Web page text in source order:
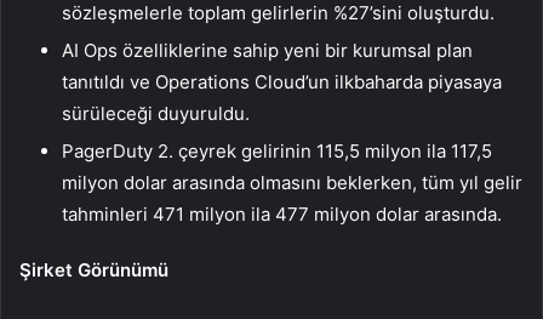
sözleşmelerle toplam gelirlerin %27’sini oluşturdu.
AI Ops özelliklerine sahip yeni bir kurumsal plan
tanıtıldı ve Operations Cloud’un ilkbaharda piyasaya
sürüleceği duyuruldu.
PagerDuty 2. çeyrek gelirinin 115,5 milyon ila 117,5
milyon dolar arasında olmasını beklerken, tüm yıl gelir
tahminleri 471 milyon ila 477 milyon dolar arasında.
Şirket Görünümü